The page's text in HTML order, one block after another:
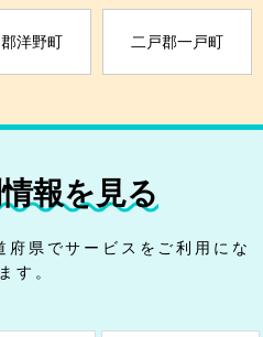
洋野町 二戸郡一戸町
報を見る
県でサービスをご利用にな
す。